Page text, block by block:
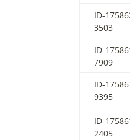
ID-
3503
ID-
7909
ID-
9395
ID-
2405